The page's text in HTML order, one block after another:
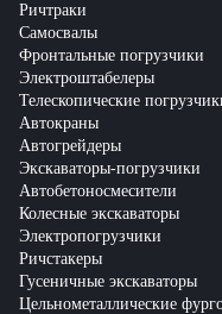
Ричтраки
Самосвалы
Фронтальные погрузчики
Электроштабелеры
Телескопические
Автокраны
Автогрейдеры
Экскаваторы-погрузчики
Автобетоносмесители
Колесные экскаваторы
Электропогрузчики
Ричстакеры
Гусеничные экскаваторы
Цельнометаллические